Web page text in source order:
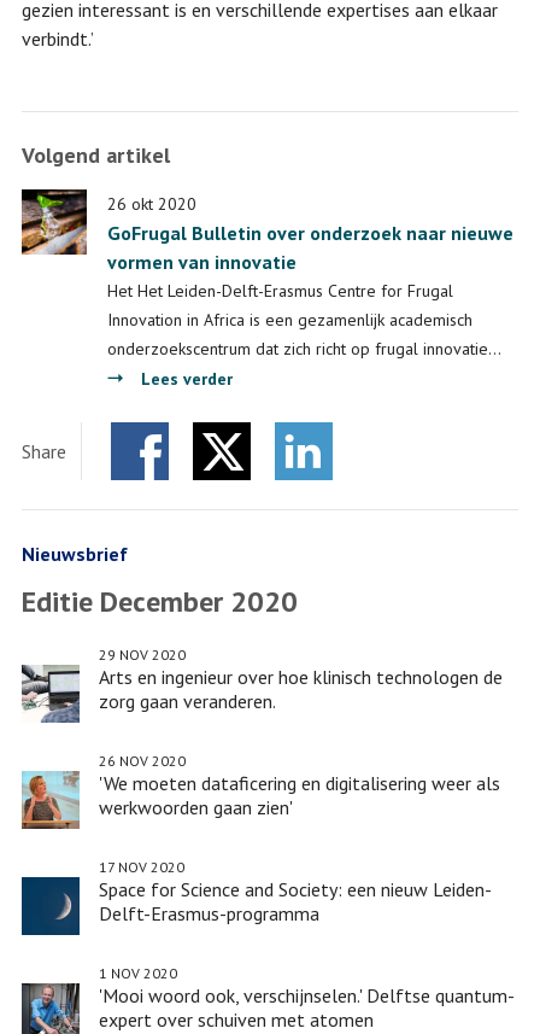
gezien interessant is en verschillende expertises aan elkaar
verbindt.’
Volgend artikel
26 okt 2020
GoFrugal Bulletin over onderzoek naar nieuwe
vormen van innovatie
Het Het Leiden-Delft-Erasmus Centre for Frugal
Innovation in Africa is een gezamenlijk academisch
onderzoekscentrum dat zich richt op frugal innovatie…
Lees verder
Bulletin
over
van
Share
Nieuwsbrief
Editie December 2020
Arts en ingenieur over hoe klinisch technologen de
zorg gaan veranderen.
29 NOV 2020
'We moeten dataficering en digitalisering weer als
werkwoorden gaan zien'
26 NOV 2020
Space for Science and Society: een nieuw Leiden-
Delft-Erasmus-programma
17 NOV 2020
'Mooi woord ook, verschijnselen.' Delftse quantum-
expert over schuiven met atomen
1 NOV 2020